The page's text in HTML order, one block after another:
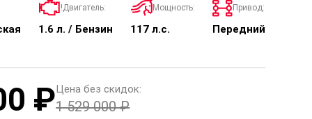
!Двигатель:
1.6 л. / Бензин
Мощность:
117 л.с.
Привод:
Передний
₽Цена без скидок:
1 529 000 ₽